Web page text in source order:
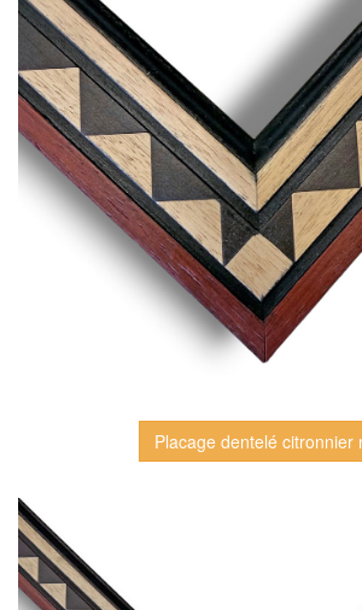
Placage dentelé citronnier